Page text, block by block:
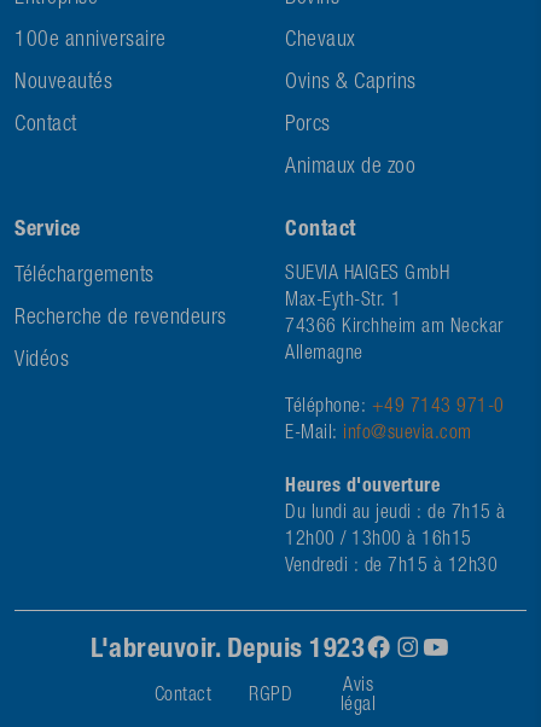
100e anniversaire
Nouveautés
Contact
Chevaux
Ovins & Caprins
Porcs
Animaux de zoo
Service
Téléchargements
Recherche de revendeurs
Vidéos
Contact
SUEVIA HAIGES GmbH
Max-Eyth-Str. 1
74366 Kirchheim am Neckar
Allemagne
Téléphone: +49 7143 971-0
E-Mail: info@suevia.com
Heures d'ouverture
Du lundi au jeudi : de 7h15 à
12h00 / 13h00 à 16h15
Vendredi : de 7h15 à 12h30
L'abreuvoir. Depuis 1923
Contact RGPD
Avis
légal